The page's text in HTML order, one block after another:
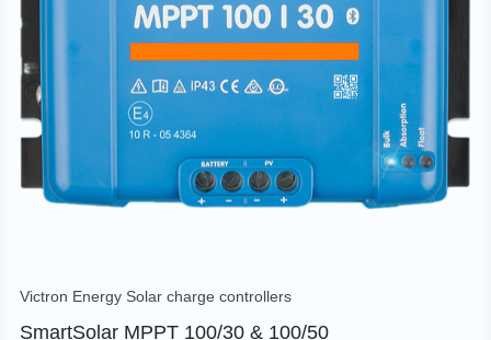
Victron Energy Solar charge controllers
SmartSolar MPPT 100/30 & 100/50